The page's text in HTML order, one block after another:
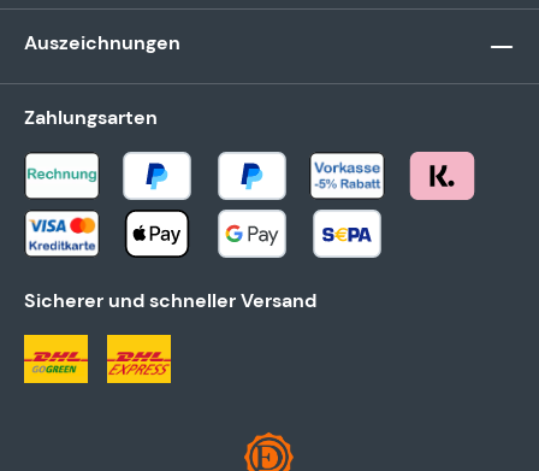
Auszeichnungen
Zahlungsarten
Sicherer und schneller Versand